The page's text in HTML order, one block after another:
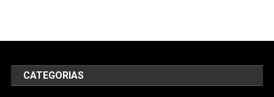
CATEGORIAS